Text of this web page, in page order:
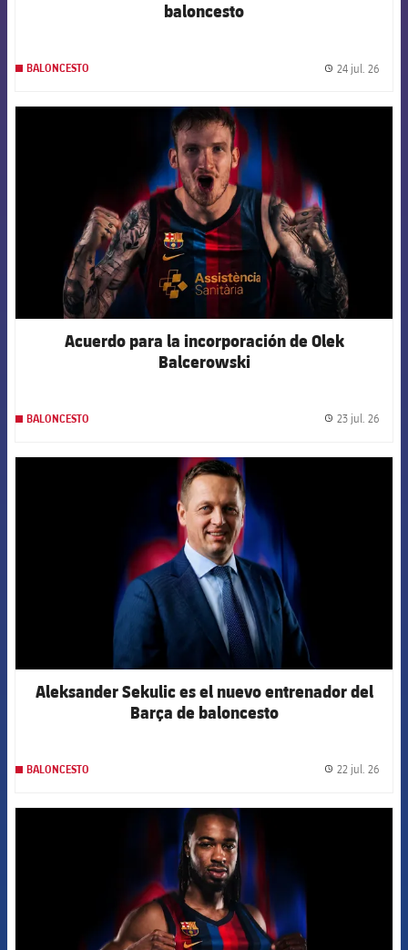
baloncesto
BALONCESTO 24 jul. 26
FCB Barcelona badge
Acuerdo para la incorporación de Olek
Balcerowski
BALONCESTO 23 jul. 26
FCB Barcelona badge
Aleksander Sekulic es el nuevo entrenador del
Barça de baloncesto
BALONCESTO 22 jul. 26
FCB Barcelona badge